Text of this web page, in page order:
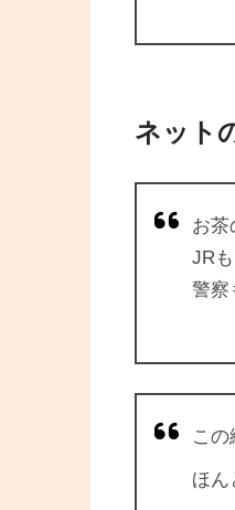
ネット
お茶
JR
警察
こ
ほん